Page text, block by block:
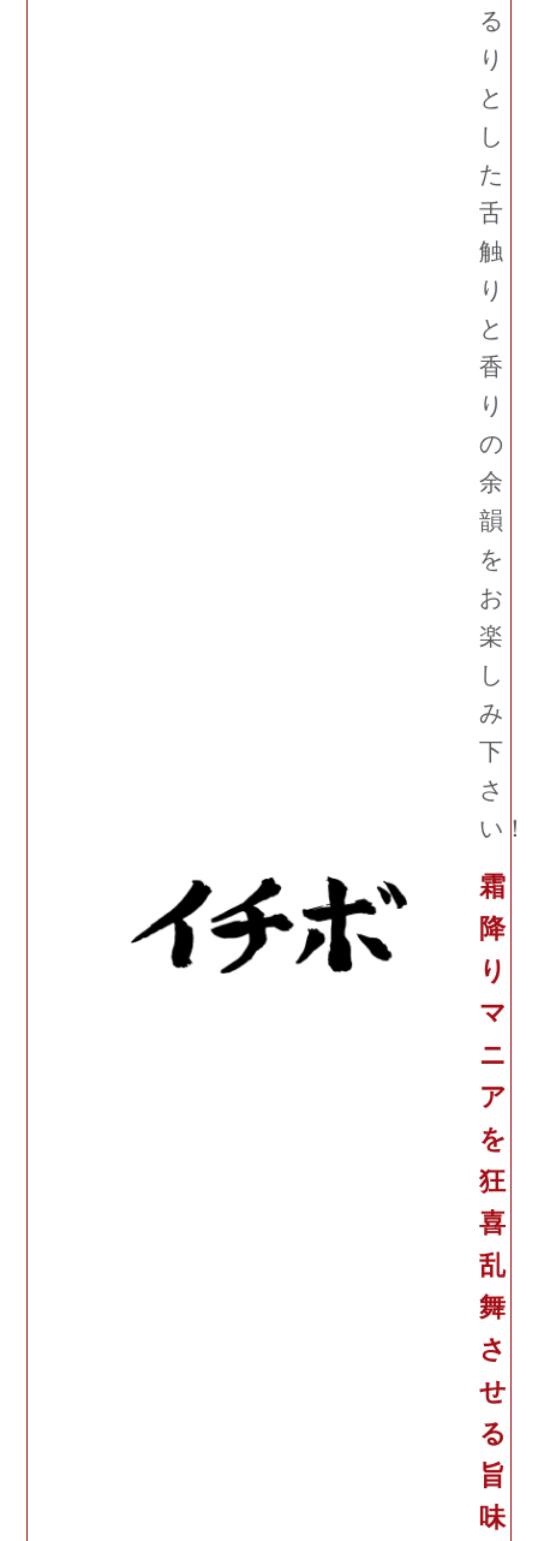
る
り
と
し
た
舌
触
り
と
香
り
の
余
韻
を
お
楽
し
み
下
さ
い！
霜
降
り
マ
ニ
ア
を
狂
喜
乱
舞
さ
せ
る
旨
味